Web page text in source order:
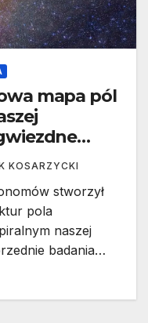
mapa pól
KOSARZYCKI
stworzył
pola
naszej
badania…